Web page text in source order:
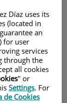
Díaz uses its
(located in
an
for user
services
through the
all cookies
" or
Settings. For
de Cookies